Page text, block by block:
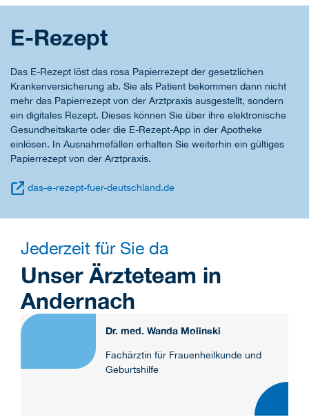
E-Rezept
Das E-Rezept löst das rosa Papierrezept der gesetzlichen
Krankenversicherung ab. Sie als Patient bekommen dann nicht
mehr das Papierrezept von der Arztpraxis ausgestellt, sondern
ein digitales Rezept. Dieses können Sie über ihre elektronische
Gesundheitskarte oder die E-Rezept-App in der Apotheke
einlösen. In Ausnahmefällen erhalten Sie weiterhin ein gültiges
Papierrezept von der Arztpraxis.
das-e-rezept-fuer-deutschland.de
Jederzeit für Sie da
Unser Ärzteteam in
Andernach
Dr. med. Wanda Molinski
Fachärztin für Frauenheilkunde und
Geburtshilfe